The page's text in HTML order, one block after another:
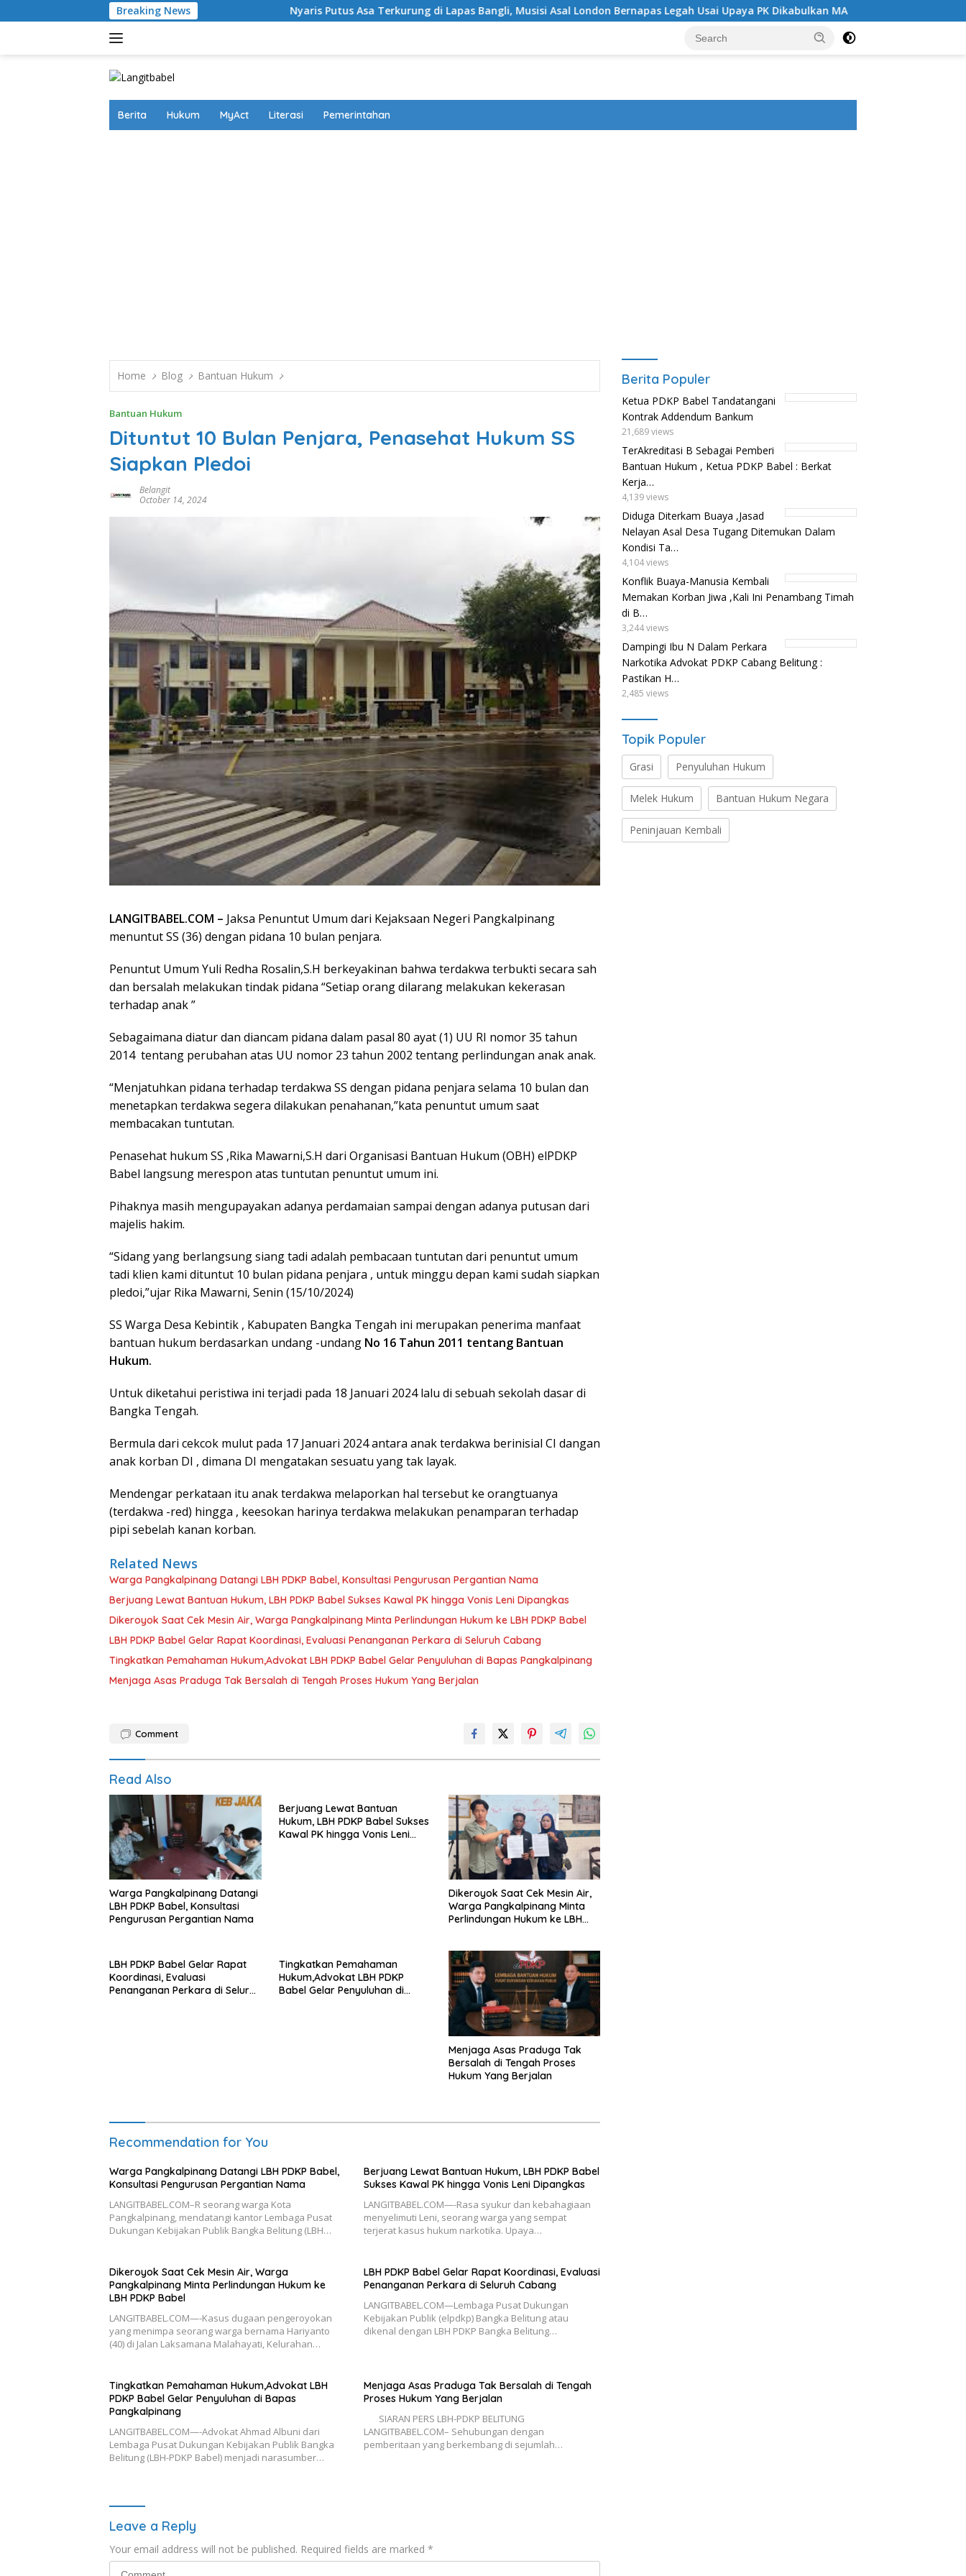
to
Breaking News Nyaris Putus Asa Terkurung di Lapas Bangli, Musisi Asal London Bernapas Legah Usai Upaya PK Dikabulkan MA Angin Segar di Tengah Jeruji
Berita Hukum MyAct Literasi Pemerintahan
Home Blog Bantuan Hukum
Bantuan Hukum
Dituntut 10 Bulan Penjara, Penasehat Hukum SS
Siapkan Pledoi
Belangit
October 14, 2024
LANGITBABEL.COM – Jaksa Penuntut Umum dari Kejaksaan Negeri Pangkalpinang
menuntut SS (36) dengan pidana 10 bulan penjara.
Penuntut Umum Yuli Redha Rosalin,S.H berkeyakinan bahwa terdakwa terbukti secara sah
dan bersalah melakukan tindak pidana “Setiap orang dilarang melakukan kekerasan
terhadap anak ”
Sebagaimana diatur dan diancam pidana dalam pasal 80 ayat (1) UU RI nomor 35 tahun
2014 tentang perubahan atas UU nomor 23 tahun 2002 tentang perlindungan anak anak.
“Menjatuhkan pidana terhadap terdakwa SS dengan pidana penjara selama 10 bulan dan
menetapkan terdakwa segera dilakukan penahanan,”kata penuntut umum saat
membacakan tuntutan.
Penasehat hukum SS ,Rika Mawarni,S.H dari Organisasi Bantuan Hukum (OBH) elPDKP
Babel langsung merespon atas tuntutan penuntut umum ini.
Pihaknya masih mengupayakan adanya perdamaian sampai dengan adanya putusan dari
majelis hakim.
“Sidang yang berlangsung siang tadi adalah pembacaan tuntutan dari penuntut umum
tadi klien kami dituntut 10 bulan pidana penjara , untuk minggu depan kami sudah siapkan
pledoi,”ujar Rika Mawarni, Senin (15/10/2024)
SS Warga Desa Kebintik , Kabupaten Bangka Tengah ini merupakan penerima manfaat
bantuan hukum berdasarkan undang -undang No 16 Tahun 2011 tentang Bantuan
Hukum.
Untuk diketahui peristiwa ini terjadi pada 18 Januari 2024 lalu di sebuah sekolah dasar di
Bangka Tengah.
Bermula dari cekcok mulut pada 17 Januari 2024 antara anak terdakwa berinisial CI dangan
anak korban DI , dimana DI mengatakan sesuatu yang tak layak.
Mendengar perkataan itu anak terdakwa melaporkan hal tersebut ke orangtuanya
(terdakwa -red) hingga , keesokan harinya terdakwa melakukan penamparan terhadap
pipi sebelah kanan korban.
Related News
Warga Pangkalpinang Datangi LBH PDKP Babel, Konsultasi Pengurusan Pergantian Nama
Berjuang Lewat Bantuan Hukum, LBH PDKP Babel Sukses Kawal PK hingga Vonis Leni Dipangkas
Dikeroyok Saat Cek Mesin Air, Warga Pangkalpinang Minta Perlindungan Hukum ke LBH PDKP Babel
LBH PDKP Babel Gelar Rapat Koordinasi, Evaluasi Penanganan Perkara di Seluruh Cabang
Tingkatkan Pemahaman Hukum,Advokat LBH PDKP Babel Gelar Penyuluhan di Bapas Pangkalpinang
Menjaga Asas Praduga Tak Bersalah di Tengah Proses Hukum Yang Berjalan
Comment
Read Also
Warga Pangkalpinang Datangi
LBH PDKP Babel, Konsultasi
Pengurusan Pergantian Nama
Berjuang Lewat Bantuan
Hukum, LBH PDKP Babel Sukses
Kawal PK hingga Vonis Leni
Dikeroyok Saat Cek Mesin Air,
Warga Pangkalpinang Minta
Perlindungan Hukum ke LBH
LBH PDKP Babel Gelar Rapat
Koordinasi, Evaluasi
Penanganan Perkara di Seluruh
Tingkatkan Pemahaman
Hukum,Advokat LBH PDKP
Babel Gelar Penyuluhan di
Menjaga Asas Praduga Tak
Bersalah di Tengah Proses
Hukum Yang Berjalan
Recommendation for You
Warga Pangkalpinang Datangi LBH PDKP Babel,
Konsultasi Pengurusan Pergantian Nama
LANGITBABEL.COM–R seorang warga Kota
Pangkalpinang, mendatangi kantor Lembaga Pusat
Dukungan Kebijakan Publik Bangka Belitung (LBH…
Berjuang Lewat Bantuan Hukum, LBH PDKP Babel
Sukses Kawal PK hingga Vonis Leni Dipangkas
LANGITBABEL.COM—-Rasa syukur dan kebahagiaan
menyelimuti Leni, seorang warga yang sempat
terjerat kasus hukum narkotika. Upaya…
Dikeroyok Saat Cek Mesin Air, Warga
Pangkalpinang Minta Perlindungan Hukum ke
LBH PDKP Babel
LANGITBABEL.COM—-Kasus dugaan pengeroyokan
yang menimpa seorang warga bernama Hariyanto
(40) di Jalan Laksamana Malahayati, Kelurahan…
LBH PDKP Babel Gelar Rapat Koordinasi, Evaluasi
Penanganan Perkara di Seluruh Cabang
LANGITBABEL.COM—Lembaga Pusat Dukungan
Kebijakan Publik (elpdkp) Bangka Belitung atau
dikenal dengan LBH PDKP Bangka Belitung…
Tingkatkan Pemahaman Hukum,Advokat LBH
PDKP Babel Gelar Penyuluhan di Bapas
Pangkalpinang
LANGITBABEL.COM—-Advokat Ahmad Albuni dari
Lembaga Pusat Dukungan Kebijakan Publik Bangka
Belitung (LBH-PDKP Babel) menjadi narasumber…
Menjaga Asas Praduga Tak Bersalah di Tengah
Proses Hukum Yang Berjalan
SIARAN PERS LBH-PDKP BELITUNG
LANGITBABEL.COM– Sehubungan dengan
pemberitaan yang berkembang di sejumlah…
Leave a Reply
Your email address will not be published. Required fields are marked *
Berita Populer
Ketua PDKP Babel Tandatangani
Kontrak Addendum Bankum
21,689 views
TerAkreditasi B Sebagai Pemberi
Bantuan Hukum , Ketua PDKP Babel : Berkat
Kerja…
4,139 views
Diduga Diterkam Buaya ,Jasad
Nelayan Asal Desa Tugang Ditemukan Dalam
Kondisi Ta…
4,104 views
Konflik Buaya-Manusia Kembali
Memakan Korban Jiwa ,Kali Ini Penambang Timah
di B…
3,244 views
Dampingi Ibu N Dalam Perkara
Narkotika Advokat PDKP Cabang Belitung :
Pastikan H…
2,485 views
Topik Populer
Grasi Penyuluhan Hukum
Melek Hukum Bantuan Hukum Negara
Peninjauan Kembali